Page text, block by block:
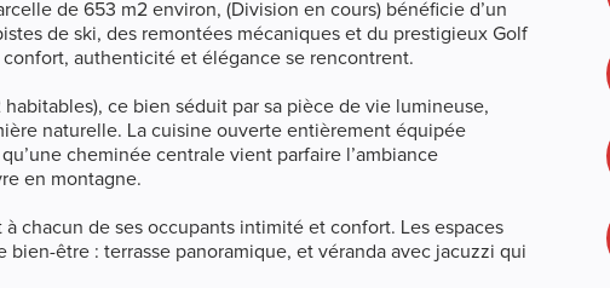
de 653 m2 environ, (Division en cours) bénéficie d’un
de ski, des remontées mécaniques et du prestigieux Golf
authenticité et élégance se rencontrent.
ce bien séduit par sa pièce de vie lumineuse,
naturelle. La cuisine ouverte entièrement équipée
cheminée centrale vient parfaire l’ambiance
en montagne.
chacun de ses occupants intimité et confort. Les espaces
être : terrasse panoramique, et véranda avec jacuzzi qui